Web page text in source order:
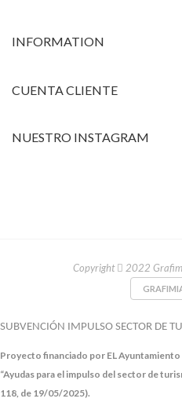
INFORMATION
CUENTA CLIENTE
NUESTRO INSTAGRAM
Copyright 2022
SUBVENCIÓN IMPULSO SECTOR DE
Proyecto financiado por EL
“Ayudas para el impulso del sector de
118, de 19/05/2025).